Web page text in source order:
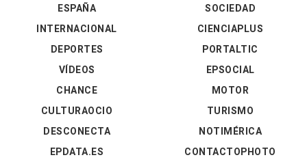
ESPAÑA
INTERNACIONAL
DEPORTES
VÍDEOS
SOCIEDAD
CIENCIAPLUS
PORTALTIC
EPSOCIAL
CHANCE
CULTURAOCIO
DESCONECTA
EPDATA.ES
MOTOR
TURISMO
NOTIMÉRICA
CONTACTOPHOTO